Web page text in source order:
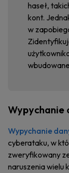
haseł,
kont.
w
Wypychanie
Wypychanie
cyberataku, w
zweryfikowany
naruszenia wielu